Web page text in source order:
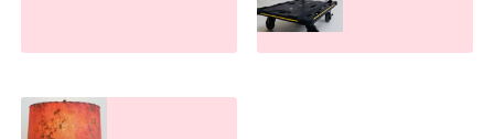
とめて買取しま
す。大量でもお任